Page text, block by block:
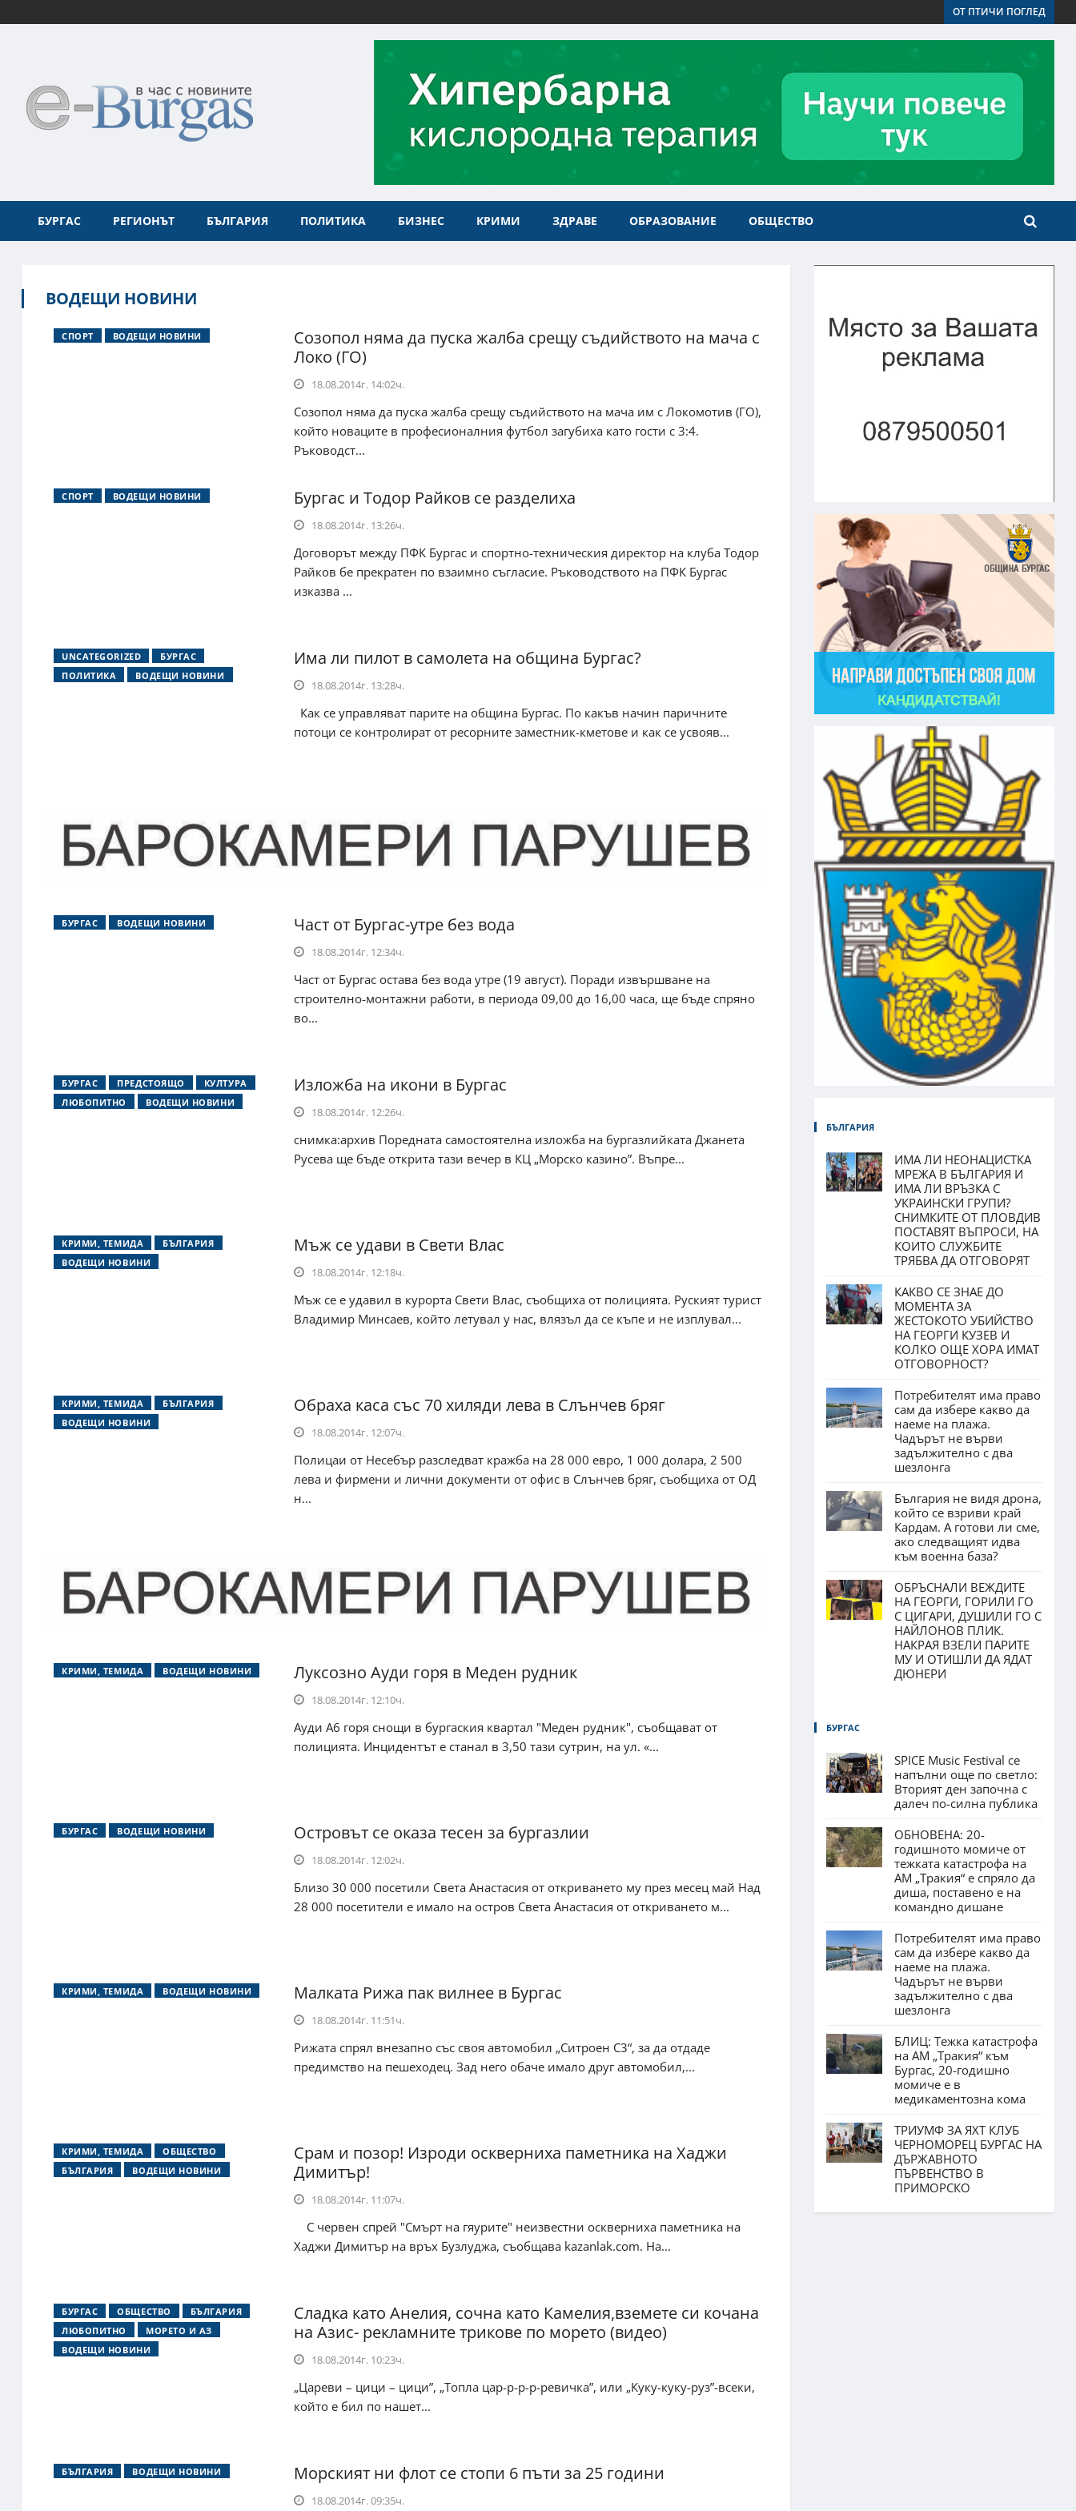
ОТ ПТИЧИ ПОГЛЕД
БУРГАС РЕГИОНЪТ БЪЛГАРИЯ ПОЛИТИКА БИЗНЕС КРИМИ ЗДРАВЕ ОБРАЗОВАНИЕ ОБЩЕСТВО
ВОДЕЩИ НОВИНИ
СПОРТ ВОДЕЩИ НОВИНИ
Созопол няма да пуска жалба срещу съдийството на мача с
Локо (ГО)
18.08.2014г. 14:02ч.
Созопол няма да пуска жалба срещу съдийството на мача им с Локомотив (ГО),
който новаците в професионалния футбол загубиха като гости с 3:4.
Ръководст...
СПОРТ ВОДЕЩИ НОВИНИ Бургас и Тодор Райков се разделиха
18.08.2014г. 13:26ч.
Договорът между ПФК Бургас и спортно-техническия директор на клуба Тодор
Райков бе прекратен по взаимно съгласие. Ръководството на ПФК Бургас
изказва ...
UNCATEGORIZED
БУРГАС
ПОЛИТИКА
ВОДЕЩИ НОВИНИ
Има ли пилот в самолета на община Бургас?
18.08.2014г. 13:28ч.
Как се управляват парите на община Бургас. По какъв начин паричните
потоци се контролират от ресорните заместник-кметове и как се усвояв...
БУРГАС ВОДЕЩИ НОВИНИ Част от Бургас-утре без вода
18.08.2014г. 12:34ч.
Част от Бургас остава без вода утре (19 август). Поради извършване на
строително-монтажни работи, в периода 09,00 до 16,00 часа, ще бъде спряно
во...
БУРГАС ПРЕДСТОЯЩО
КУЛТУРА
ЛЮБОПИТНО
ВОДЕЩИ НОВИНИ
Изложба на икони в Бургас
18.08.2014г. 12:26ч.
снимка:архив Поредната самостоятелна изложба на бургазлийката Джанета
Русева ще бъде открита тази вечер в КЦ „Морско казино”. Въпре...
КРИМИ, ТЕМИДА
БЪЛГАРИЯ
ВОДЕЩИ НОВИНИ
Мъж се удави в Свети Влас
18.08.2014г. 12:18ч.
Мъж се е удавил в курорта Свети Влас, съобщиха от полицията. Руският турист
Владимир Минсаев, който летувал у нас, влязъл да се къпе и не изплувал...
КРИМИ, ТЕМИДА
БЪЛГАРИЯ
ВОДЕЩИ НОВИНИ
Обраха каса със 70 хиляди лева в Слънчев бряг
18.08.2014г. 12:07ч.
Полицаи от Несебър разследват кражба на 28 000 евро, 1 000 долара, 2 500
лева и фирмени и лични документи от офис в Слънчев бряг, съобщиха от ОД
н...
КРИМИ, ТЕМИДА ВОДЕЩИ НОВИНИ Луксозно Ауди горя в Меден рудник
18.08.2014г. 12:10ч.
Ауди А6 горя снощи в бургаския квартал "Меден рудник", съобщават от
полицията. Инцидентът е станал в 3,50 тази сутрин, на ул. «...
БУРГАС ВОДЕЩИ НОВИНИ Островът се оказа тесен за бургазлии
18.08.2014г. 12:02ч.
Близо 30 000 посетили Света Анастасия от откриването му през месец май Над
28 000 посетители е имало на остров Света Анастасия от откриването м...
КРИМИ, ТЕМИДА ВОДЕЩИ НОВИНИ Малката Рижа пак вилнее в Бургас
18.08.2014г. 11:51ч.
Рижата спрял внезапно със своя автомобил „Ситроен С3“, за да отдаде
предимство на пешеходец. Зад него обаче имало друг автомобил,...
КРИМИ, ТЕМИДА
ОБЩЕСТВО
БЪЛГАРИЯ
ВОДЕЩИ НОВИНИ
Срам и позор! Изроди оскверниха паметника на Хаджи
Димитър!
18.08.2014г. 11:07ч.
С червен спрей "Смърт на гяурите" неизвестни оскверниха паметника на
Хаджи Димитър на връх Бузлуджа, съобщава kazanlak.com. На...
БУРГАС ОБЩЕСТВО
БЪЛГАРИЯ
ЛЮБОПИТНО
МОРЕТО И АЗ
ВОДЕЩИ НОВИНИ
Сладка като Анелия, сочна като Камелия,вземете си кочана
на Азис- рекламните трикове по морето (видео)
18.08.2014г. 10:23ч.
„Цареви – цици – цици”, „Топла цар-р-р-р-ревичка”, или „Куку-куку-руз”-всеки,
който е бил по нашет...
БЪЛГАРИЯ ВОДЕЩИ НОВИНИ Морският ни флот се стопи 6 пъти за 25 години
18.08.2014г. 09:35ч.
БЪЛГАРИЯ
ИМА ЛИ НЕОНАЦИСТКА
МРЕЖА В БЪЛГАРИЯ И
ИМА ЛИ ВРЪЗКА С
УКРАИНСКИ ГРУПИ?
СНИМКИТЕ ОТ ПЛОВДИВ
ПОСТАВЯТ ВЪПРОСИ, НА
КОИТО СЛУЖБИТЕ
ТРЯБВА ДА ОТГОВОРЯТ
КАКВО СЕ ЗНАЕ ДО
МОМЕНТА ЗА
ЖЕСТОКОТО УБИЙСТВО
НА ГЕОРГИ КУЗЕВ И
КОЛКО ОЩЕ ХОРА ИМАТ
ОТГОВОРНОСТ?
Потребителят има право
сам да избере какво да
наеме на плажа.
Чадърът не върви
задължително с два
шезлонга
България не видя дрона,
който се взриви край
Кардам. А готови ли сме,
ако следващият идва
към военна база?
ОБРЪСНАЛИ ВЕЖДИТЕ
НА ГЕОРГИ, ГОРИЛИ ГО
С ЦИГАРИ, ДУШИЛИ ГО С
НАЙЛОНОВ ПЛИК.
НАКРАЯ ВЗЕЛИ ПАРИТЕ
МУ И ОТИШЛИ ДА ЯДАТ
ДЮНЕРИ
БУРГАС
SPICE Music Festival се
напълни още по светло:
Вторият ден започна с
далеч по-силна публика
ОБНОВЕНА: 20-
годишното момиче от
тежката катастрофа на
АМ „Тракия“ е спряло да
диша, поставено е на
командно дишане
Потребителят има право
сам да избере какво да
наеме на плажа.
Чадърът не върви
задължително с два
шезлонга
БЛИЦ: Тежка катастрофа
на АМ „Тракия“ към
Бургас, 20-годишно
момиче е в
медикаментозна кома
ТРИУМФ ЗА ЯХТ КЛУБ
ЧЕРНОМОРЕЦ БУРГАС НА
ДЪРЖАВНОТО
ПЪРВЕНСТВО В
ПРИМОРСКО